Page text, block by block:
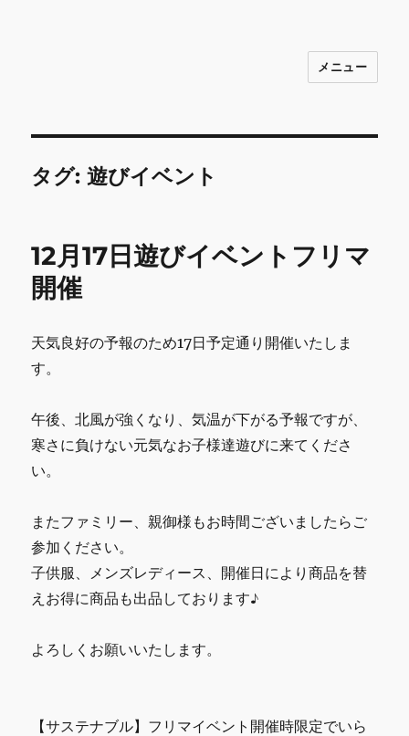
INNOCENCE ～日常に彩りを～ フ
物 etc販売 江戸川区瑞江
メニュー
タグ:遊びイベント
12月17日遊びイベントフリマ
開催
天気良好の予報のため17日予定通り開催いたしま
す。
午後、北風が強くなり、気温が下がる予報ですが、
寒さに負けない元気なお子様達遊びに来てくださ
い。
またファミリー、親御様もお時間ございましたらご
参加ください。
子供服、メンズレディース、開催日により商品を替
えお得に商品も出品しております♪
よろしくお願いいたします。
【サステナブル】フリマイベント開催時限定でいら